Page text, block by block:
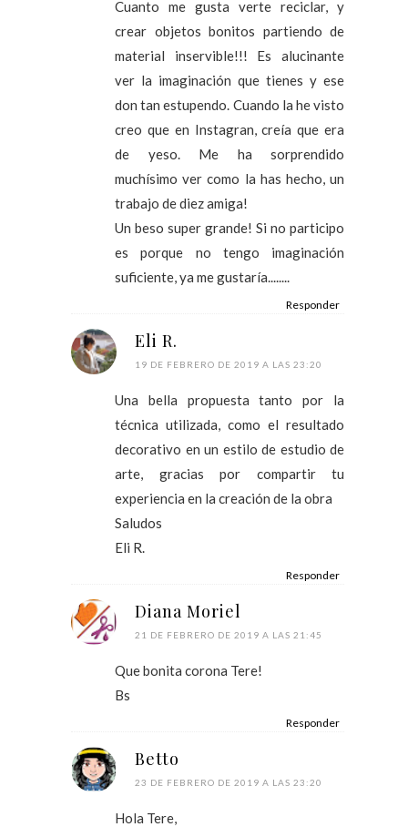
Cuanto me gusta verte reciclar, y
crear objetos bonitos partiendo de
material inservible!!! Es alucinante
ver la imaginación que tienes y ese
don tan estupendo. Cuando la he visto
creo que en Instagran, creía que era
de yeso. Me ha sorprendido
muchísimo ver como la has hecho, un
trabajo de diez amiga!
Un beso super grande! Si no participo
es porque no tengo imaginación
suficiente, ya me gustaría........
Responder
Eli R.
19 DE FEBRERO DE 2019 A LAS 23:20
Una bella propuesta tanto por la
técnica utilizada, como el resultado
decorativo en un estilo de estudio de
arte, gracias por compartir tu
experiencia en la creación de la obra
Saludos
Eli R.
Responder
Diana Moriel
21 DE FEBRERO DE 2019 A LAS 21:45
Que bonita corona Tere!
Bs
Responder
Betto
23 DE FEBRERO DE 2019 A LAS 23:20
Hola Tere,